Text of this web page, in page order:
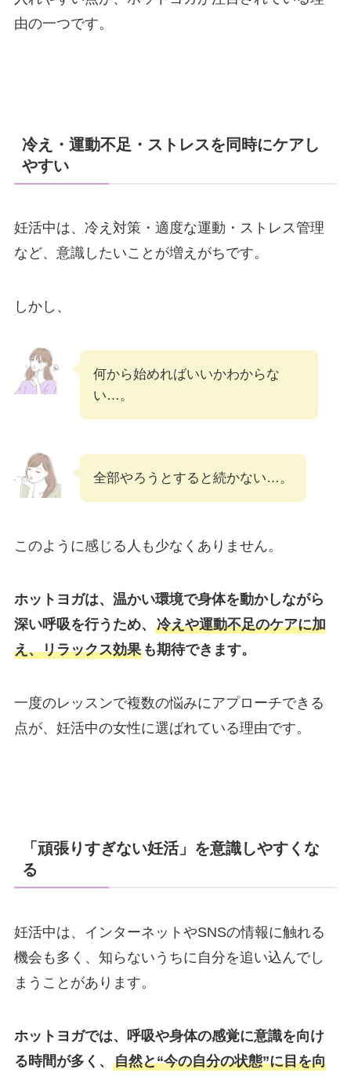
由の一つです。
冷え・運動不足・ストレスを同時にケアし
やすい
妊活中は、冷え対策・適度な運動・ストレス管理
など、意識したいことが増えがちです。
しかし、
何から始めればいいかわからな
い…。
全部やろうとすると続かない…。
このように感じる人も少なくありません。
ホットヨガは、温かい環境で身体を動かしながら
深い呼吸を行うため、 冷えや運動不足のケアに加
え、リラックス効果も期待できます。
一度のレッスンで複数の悩みにアプローチできる
点が、妊活中の女性に選ばれている理由です。
「頑張りすぎない妊活」を意識しやすくな
る
妊活中は、インターネットやSNSの情報に触れる
機会も多く、知らないうちに自分を追い込んでし
まうことがあります。
ホットヨガでは、呼吸や身体の感覚に意識を向け
る時間が多く、 自然と“今の自分の状態”に目を向